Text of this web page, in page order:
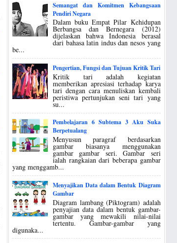
Semangat dan Komitmen Kebangsaan
Pendiri Negara
Dalam buku Empat Pilar Kehidupan
Berbangsa dan Bernegara (2012)
dijelaskan bahwa Indonesia berasal
dari bahasa latin indus dan nesos yang
be...
Pengertian, Fungsi dan Tujuan Kritik Tari
Kritik tari adalah kegiatan
memberikan apresiasi terhadap karya
tari dengan cara menuliskan kembali
peristiwa pertunjukan seni tari yang
su...
Pembelajaran 6 Subtema 3 Aku Suka
Berpetualang
Menyusun paragraf berdasarkan
gambar biasanya menggunakan
gambar gambar seri. Gambar seri
ialah rangkaian dari beberapa gambar
yang menggamb...
Menyajikan Data dalam Bentuk Diagram
Gambar
Diagram lambang (Piktogram) adalah
penyajian data dalam bentuk gambar-
gambar yang mewakili nilai-nilai
tertentu. Gambar-gambar yang
digunaka...